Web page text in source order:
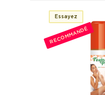
Essayez
RECOMMANDÉ